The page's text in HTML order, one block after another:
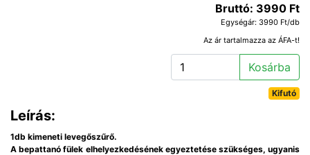
Bruttó: 3990 Ft
Egységár: 3990 Ft/db
Az ár tartalmazza az ÁFA-t!
Kosárba
Kifutó
Leírás:
1db kimeneti levegőszűrő.
A bepattanó fülek elhelyezkedésének egyeztetése szükséges, ugyanis